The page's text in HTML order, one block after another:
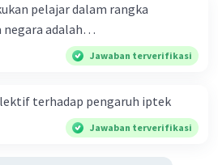
pelajar dalam rangka
negara adalah…
Jawaban terverifikasi
terhadap pengaruh iptek
Jawaban terverifikasi